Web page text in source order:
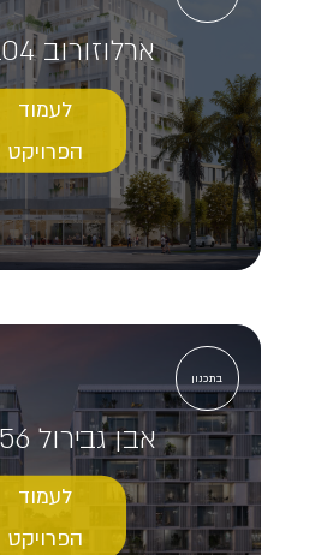
ארלוזורוב 100-104
לעמוד
הפרויקט
בתכנון
אבן גבירול 150-156
לעמוד
הפרויקט